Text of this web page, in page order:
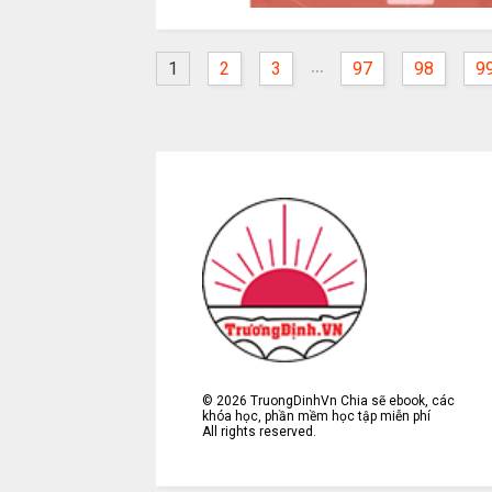
1 2 3 ... 97 98
©2026 TruongDinhVn Chia sẽ ebook, các
khóa học, phần mềm học tập miễn phí
All rights reserved.